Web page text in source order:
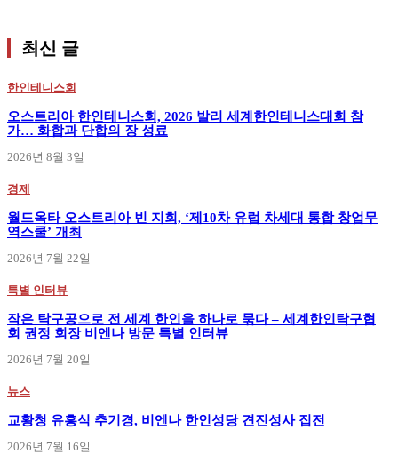
최신 글
한인테니스회
오스트리아 한인테니스회, 2026 발리 세계한인테니스대회 참
가… 화합과 단합의 장 성료
2026년 8월 3일
경제
월드옥타 오스트리아 빈 지회, ‘제10차 유럽 차세대 통합 창업무
역스쿨’ 개최
2026년 7월 22일
특별 인터뷰
작은 탁구공으로 전 세계 한인을 하나로 묶다 – 세계한인탁구협
회 권정 회장 비엔나 방문 특별 인터뷰
2026년 7월 20일
뉴스
교황청 유흥식 추기경, 비엔나 한인성당 견진성사 집전
2026년 7월 16일